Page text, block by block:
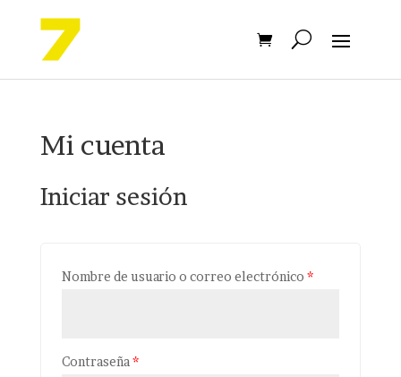
Mi cuenta
Iniciar sesión
Nombre de usuario o correo electrónico *
Contraseña *